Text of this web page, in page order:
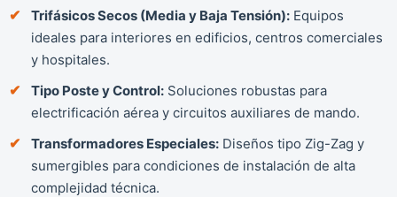
Trifásicos Secos (Media y Baja Tensión): Equipos
ideales para interiores en edificios, centros comerciales
y hospitales.
Tipo Poste y Control: Soluciones robustas para
electrificación aérea y circuitos auxiliares de mando.
Transformadores Especiales: Diseños tipo Zig-Zag y
sumergibles para condiciones de instalación de alta
complejidad técnica.